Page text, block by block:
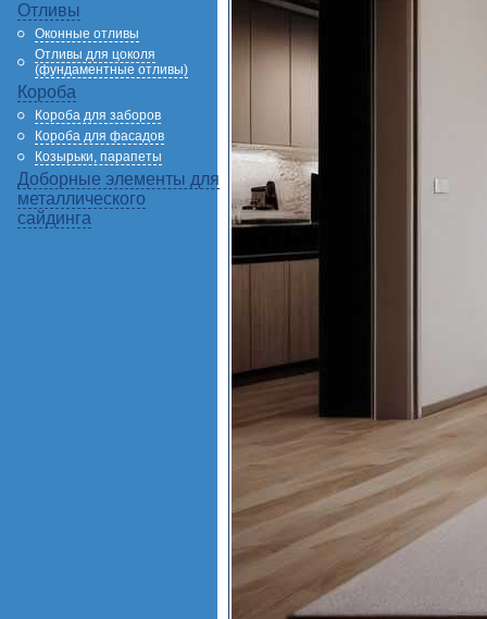
Отливы
Оконные отливы
Отливы для цоколя
(фундаментные отливы)
Короба
Короба для заборов
Короба для фасадов
Козырьки, парапеты
Доборные элементы для
металлического
сайдинга